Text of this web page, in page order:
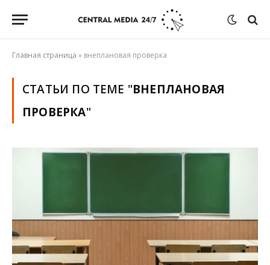
Главная страница » внеплановая проверка
СТАТЬИ ПО ТЕМЕ "ВНЕПЛАНОВАЯ
ПРОВЕРКА"